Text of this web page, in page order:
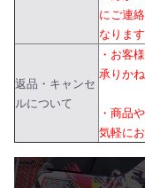
にご連
なりま
返品・キャンセ
ルについて
・お客
承りか
・商品
気軽に